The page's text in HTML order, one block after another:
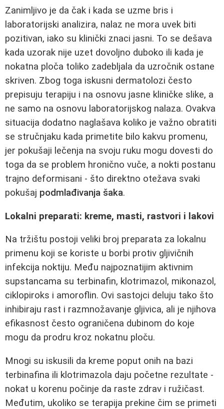
Zanimljivo je da čak i kada se uzme bris i
laboratorijski analizira, nalaz ne mora uvek biti
pozitivan, iako su klinički znaci jasni. To se dešava
kada uzorak nije uzet dovoljno duboko ili kada je
nokatna ploča toliko zadebljala da uzročnik ostane
skriven. Zbog toga iskusni dermatolozi često
prepisuju terapiju i na osnovu jasne kliničke slike, a
ne samo na osnovu laboratorijskog nalaza. Ovakva
situacija dodatno naglašava koliko je važno obratiti
se stručnjaku kada primetite bilo kakvu promenu,
jer pokušaji lečenja na svoju ruku mogu dovesti do
toga da se problem hronično vuče, a nokti postanu
trajno deformisani - što direktno otežava svaki
pokušaj podmlađivanja šaka.
Lokalni preparati: kreme, masti, rastvori i lakovi
Na tržištu postoji veliki broj preparata za lokalnu
primenu koji se koriste u borbi protiv gljivičnih
infekcija noktiju. Među najpoznatijim aktivnim
supstancama su terbinafin, klotrimazol, mikonazol,
ciklopiroks i amoroflin. Ovi sastojci deluju tako što
inhibiraju rast i razmnožavanje gljivica, ali je njihova
efikasnost često ograničena dubinom do koje
mogu da prodru kroz nokatnu ploču.
Mnogi su iskusili da kreme poput onih na bazi
terbinafina ili klotrimazola daju početne rezultate -
nokat u korenu počinje da raste zdrav i ružičast.
Međutim, ukoliko se terapija prekine čim se primeti